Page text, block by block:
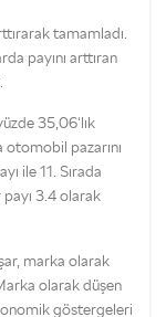
tamamladı.
payını arttıran
35,06‘lık
pazarını
ile 11. Sırada
payı 3.4 olarak
marka olarak
olarak düşen
göstergeleri